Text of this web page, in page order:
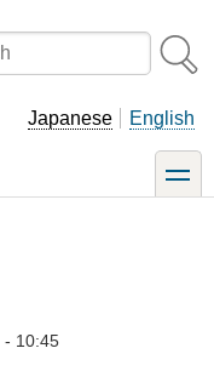
Japanese English
toggle
- 10:45